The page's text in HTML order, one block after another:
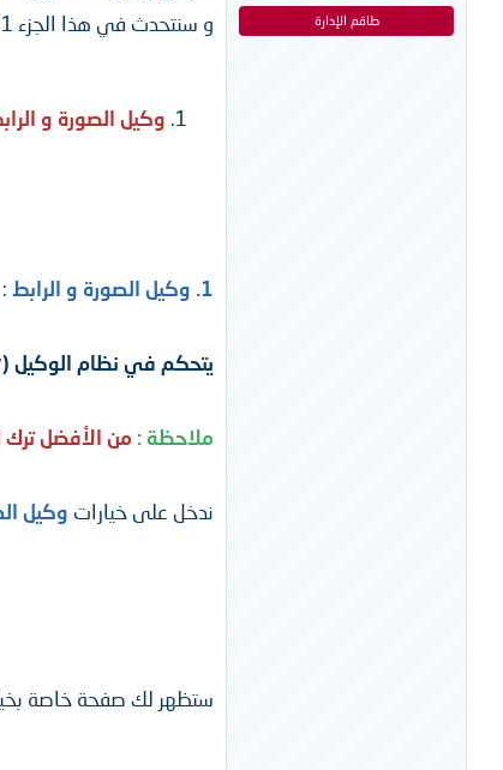
طاقم الإدارة
و سنتحدث في هذا الجزء 11 عن
وكيل الصورة و
1. وكيل الصورة و الرابط :
يتحكم في نظام الوكيل (
ملاحظة : من الأفضل ترك
ندخل على خيارات وكيل
ستظهر لك صفحة خاصة